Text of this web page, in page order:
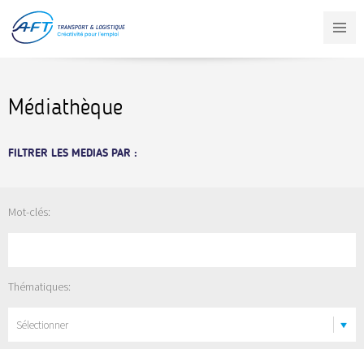
contenu
principal
Médiathèque
FILTRER LES MEDIAS PAR :
Mot-clés:
Thématiques:
Sélectionner